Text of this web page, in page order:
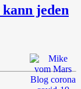
jeden